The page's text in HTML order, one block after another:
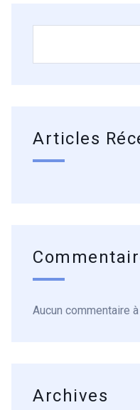
Articles
Aucun commentaire
Archives